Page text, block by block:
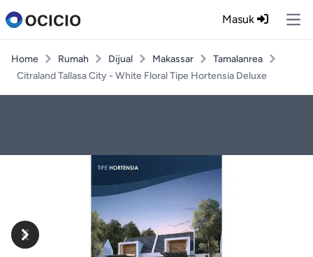
Masuk
Home Rumah Dijual Makassar
Tamalanrea
Citraland Tallasa City - White Floral Tipe Hortensia Deluxe
Previous
Next